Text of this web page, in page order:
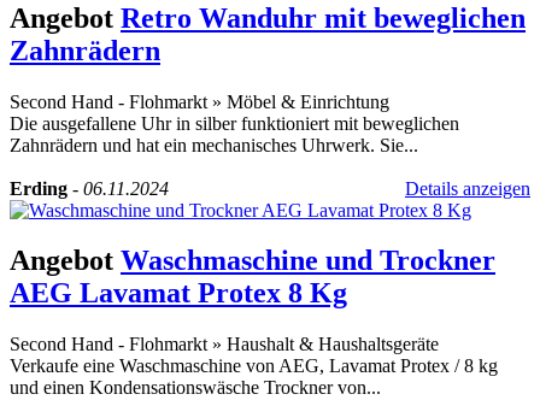
Angebot Retro Wanduhr mit beweglichen
Zahnrädern
Second Hand - Flohmarkt » Möbel & Einrichtung
Die ausgefallene Uhr in silber funktioniert mit beweglichen
Zahnrädern und hat ein mechanisches Uhrwerk. Sie...
Erding - 06.11.2024 Details anzeigen
Angebot Waschmaschine und Trockner
AEG Lavamat Protex 8 Kg
Second Hand - Flohmarkt » Haushalt & Haushaltsgeräte
Verkaufe eine Waschmaschine von AEG, Lavamat Protex / 8 kg
und einen Kondensationswäsche Trockner von...